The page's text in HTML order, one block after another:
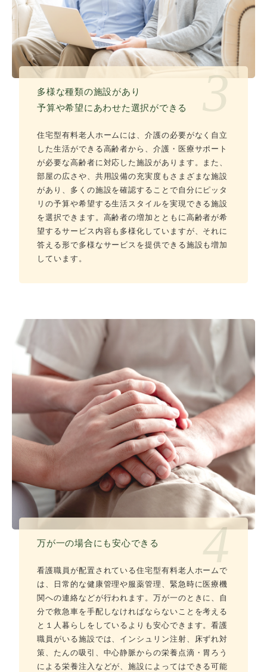
3
多様な種類の施設があり
予算や希望にあわせた選択ができる
住宅型有料老人ホームには、介護の必要がなく自立
した生活ができる高齢者から、介護・医療サポート
が必要な高齢者に対応した施設があります。また、
部屋の広さや、共用設備の充実度もさまざまな施設
があり、多くの施設を確認することで自分にピッタ
リの予算や希望する生活スタイルを実現できる施設
を選択できます。高齢者の増加とともに高齢者が希
望するサービス内容も多様化していますが、それに
答える形で多様なサービスを提供できる施設も増加
しています。
4
万が一の場合にも安心できる
看護職員が配置されている住宅型有料老人ホームで
は、日常的な健康管理や服薬管理、緊急時に医療機
関への連絡などが行われます。万が一のときに、自
分で救急車を手配しなければならないことを考える
と１人暮らしをしているよりも安心できます。看護
職員がいる施設では、インシュリン注射、床ずれ対
策、たんの吸引、中心静脈からの栄養点滴・胃ろう
による栄養注入などが、施設によってはできる可能